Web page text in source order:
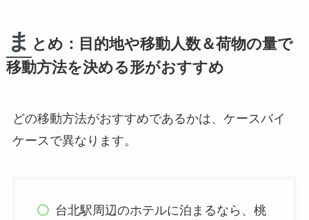
ま とめ：目的地や移動人数＆荷物の量で
移動方法を決める形がおすすめ
どの移動方法がおすすめであるかは、ケースバイ
ケースで異なります。
台北駅周辺のホテルに泊まるなら、桃